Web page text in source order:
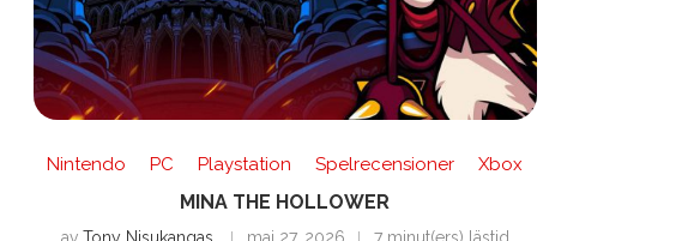
Nintendo PC Playstation Spelrecensioner Xbox
MINA THE HOLLOWER